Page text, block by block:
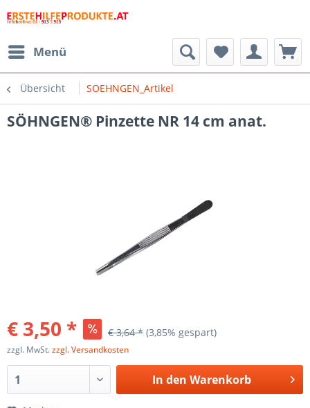
Menü
Übersicht SOEHNGEN_Artikel
SÖHNGEN® Pinzette NR 14 cm anat.
€ 3,50 * € 3,64 * (3,85% gespart)
zzgl. MwSt.zzgl. Versandkosten
In den Warenkorb